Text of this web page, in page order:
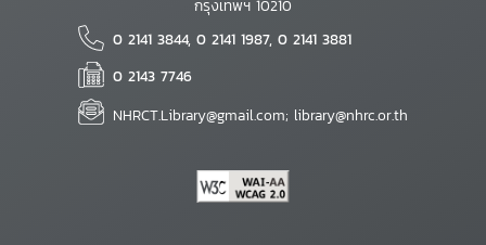
กรุงเทพฯ 10210
0 2141 3844, 0 2141 1987, 0 2141 3881
0 2143 7746
NHRCT.Library@gmail.com; library@nhrc.or.th